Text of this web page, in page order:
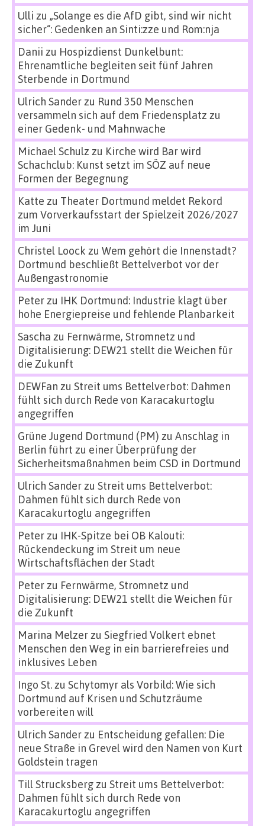
Ulli zu „Solange es die AfD gibt, sind wir nicht
sicher“: Gedenken an Sinti:zze und Rom:nja
Danii zu Hospizdienst Dunkelbunt:
Ehrenamtliche begleiten seit fünf Jahren
Sterbende in Dortmund
Ulrich Sanderzu Rund 350 Menschen
versammeln sich auf dem Friedensplatz zu
einer Gedenk- und Mahnwache
Michael Schulz zu Kirche wird Bar wird
Schachclub: Kunst setzt im SÖZ auf neue
Formen der Begegnung
Katte zu Theater Dortmund meldet Rekord
zum Vorverkaufsstart der Spielzeit 2026/2027
im Juni
Christel Loock zu Wem gehört die Innenstadt?
Dortmund beschließt Bettelverbot vor der
Außengastronomie
Peterzu IHK Dortmund: Industrie klagt über
hohe Energiepreise und fehlende Planbarkeit
Sascha zu Fernwärme, Stromnetz und
Digitalisierung: DEW21 stellt die Weichen für
die Zukunft
DEWFan zu Streit ums Bettelverbot: Dahmen
fühlt sich durch Rede von Karacakurtoglu
angegriffen
Grüne Jugend Dortmund (PM) zu Anschlag in
Berlin führt zu einer Überprüfung der
Sicherheitsmaßnahmen beim CSD in Dortmund
Ulrich Sanderzu Streit ums Bettelverbot:
Dahmen fühlt sich durch Rede von
Karacakurtoglu angegriffen
Peterzu IHK-Spitze bei OB Kalouti:
Rückendeckung im Streit um neue
Wirtschaftsflächen der Stadt
Peterzu Fernwärme, Stromnetz und
Digitalisierung: DEW21 stellt die Weichen für
die Zukunft
Marina Melzerzu Siegfried Volkert ebnet
Menschen den Weg in ein barrierefreies und
inklusives Leben
Ingo St.zu Schytomyr als Vorbild: Wie sich
Dortmund auf Krisen und Schutzräume
vorbereiten will
Ulrich Sanderzu Entscheidung gefallen: Die
neue Straße in Grevel wird den Namen von Kurt
Goldstein tragen
Till Strucksbergzu Streit ums Bettelverbot:
Dahmen fühlt sich durch Rede von
Karacakurtoglu angegriffen